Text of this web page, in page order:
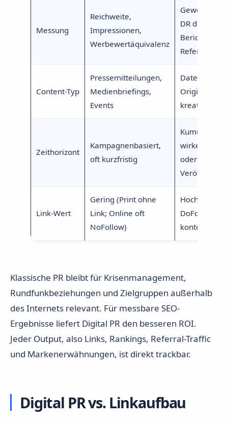
Messung
Reichweite,
Impressionen,
Werbewertäquivalenz
Gewonnene
DR der
Referral-
Content-Typ
Pressemitteilungen,
Medienbriefings,
Events
kreative
Zeithorizont
Kampagnenbasiert,
oft kurzfristig
Kumulativ:
wirken
oder Jahre
Link-Wert
Gering (Print ohne
Link; Online oft
NoFollow)
Hoch
DoFollow,
kontextuell)
Klassische PR bleibt für Krisenmanagement,
Rundfunkbeziehungen und Zielgruppen außerhalb
des Internets relevant. Für messbare SEO-
Ergebnisse liefert Digital PR den besseren ROI.
Jeder Output, also Links, Rankings, Referral-Traffic
und Markenerwähnungen, ist direkt trackbar.
Digital PR vs. Linkaufbau